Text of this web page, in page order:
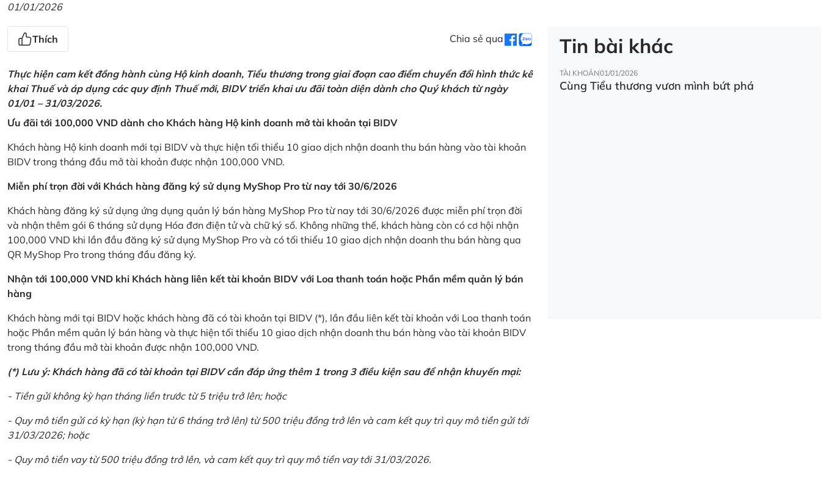
01/01/2026
Thích Chia sẻ qua
Thực hiện cam kết đồng hành cùng Hộ kinh doanh, Tiểu thương trong giai đoạn cao điểm chuyển đổi hình thức kê
khai Thuế và áp dụng các quy định Thuế mới, BIDV triển khai ưu đãi toàn diện dành cho Quý khách từ ngày
01/01 – 31/03/2026.
Ưu đãi tới 100,000 VND dành cho Khách hàng Hộ kinh doanh mở tài khoản tại BIDV
Khách hàng Hộ kinh doanh mới tại BIDV và thực hiện tối thiểu 10 giao dịch nhận doanh thu bán hàng vào tài khoản
BIDV trong tháng đầu mở tài khoản được nhận 100,000 VND.
Miễn phí trọn đời với Khách hàng đăng ký sử dụng MyShop Pro từ nay tới 30/6/2026
Khách hàng đăng ký sử dụng ứng dụng quản lý bán hàng MyShop Pro từ nay tới 30/6/2026 được miễn phí trọn đời
và nhận thêm gói 6 tháng sử dụng Hóa đơn điện tử và chữ ký số. Không những thế, khách hàng còn có cơ hội nhận
100,000 VND khi lần đầu đăng ký sử dụng MyShop Pro và có tối thiểu 10 giao dịch nhận doanh thu bán hàng qua
QR MyShop Pro trong tháng đầu đăng ký.
Nhận tới 100,000 VND khi Khách hàng liên kết tài khoản BIDV với Loa thanh toán hoặc Phần mềm quản lý bán
hàng
Khách hàng mới tại BIDV hoặc khách hàng đã có tài khoản tại BIDV (*), lần đầu liên kết tài khoản với Loa thanh toán
hoặc Phần mềm quản lý bán hàng và thực hiện tối thiểu 10 giao dịch nhận doanh thu bán hàng vào tài khoản BIDV
trong tháng đầu mở tài khoản được nhận 100,000 VND.
(*) Lưu ý: Khách hàng đã có tài khoản tại BIDV cần đáp ứng thêm 1 trong 3 điều kiện sau để nhận khuyến mại:
- Tiền gửi không kỳ hạn tháng liền trước từ 5 triệu trở lên; hoặc
- Quy mô tiền gửi có kỳ hạn (kỳ hạn từ 6 tháng trở lên) từ 500 triệu đồng trở lên và cam kết quy trì quy mô tiền gửi tới
31/03/2026; hoặc
- Quy mô tiền vay từ 500 triệu đồng trở lên, và cam kết quy trì quy mô tiền vay tới 31/03/2026.
Tin bài khác
TÀI KHOẢN01/01/2026
Cùng Tiểu thương vươn mình bứt phá